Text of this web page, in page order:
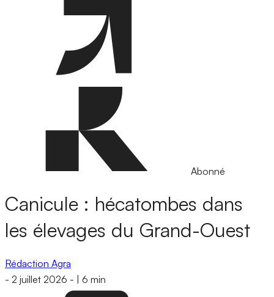
Abonné
Canicule : hécatombes dans
les élevages du Grand-Ouest
Rédaction Agra
- 2 juillet 2026 - 6 min